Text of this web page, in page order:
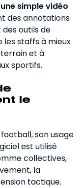
simple vidéo
des annotations
outils de
staffs à mieux
et à
sportifs.
le
son usage
est utilisé
collectives,
la
tactique.